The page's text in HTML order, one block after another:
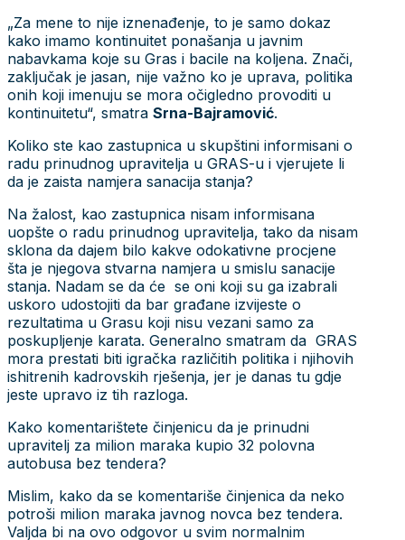
„Za mene to nije iznenađenje, to je samo dokaz
kako imamo kontinuitet ponašanja u javnim
nabavkama koje su Gras i bacile na koljena. Znači,
zaključak je jasan, nije važno ko je uprava, politika
onih koji imenuju se mora očigledno provoditi u
kontinuitetu“, smatra Srna-Bajramović.
Koliko ste kao zastupnica u skupštini informisani o
radu prinudnog upravitelja u GRAS-u i vjerujete li
da je zaista namjera sanacija stanja?
Na žalost, kao zastupnica nisam informisana
uopšte o radu prinudnog upravitelja, tako da nisam
sklona da dajem bilo kakve odokativne procjene
šta je njegova stvarna namjera u smislu sanacije
stanja. Nadam se da će se oni koji su ga izabrali
uskoro udostojiti da bar građane izvijeste o
rezultatima u Grasu koji nisu vezani samo za
poskupljenje karata. Generalno smatram da GRAS
mora prestati biti igračka različitih politika i njihovih
ishitrenih kadrovskih rješenja, jer je danas tu gdje
jeste upravo iz tih razloga.
Kako komentarištete činjenicu da je prinudni
upravitelj za milion maraka kupio 32 polovna
autobusa bez tendera?
Mislim, kako da se komentariše činjenica da neko
potroši milion maraka javnog novca bez tendera.
Valjda bi na ovo odgovor u svim normalnim